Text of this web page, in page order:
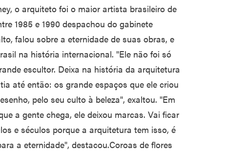
o arquiteto foi o maior artista brasileiro de
1985 e 1990 despachou do gabinete
falou sobre a eternidade de suas obras, e
na história internacional. "Ele não foi só
escultor. Deixa na história da arquitetura
até então: os grande espaços que ele criou
pelo seu culto à beleza", exaltou. "Em
a gente chega, ele deixou marcas. Vai ficar
e séculos porque a arquitetura tem isso, é
a eternidade", destacou.Coroas de flores